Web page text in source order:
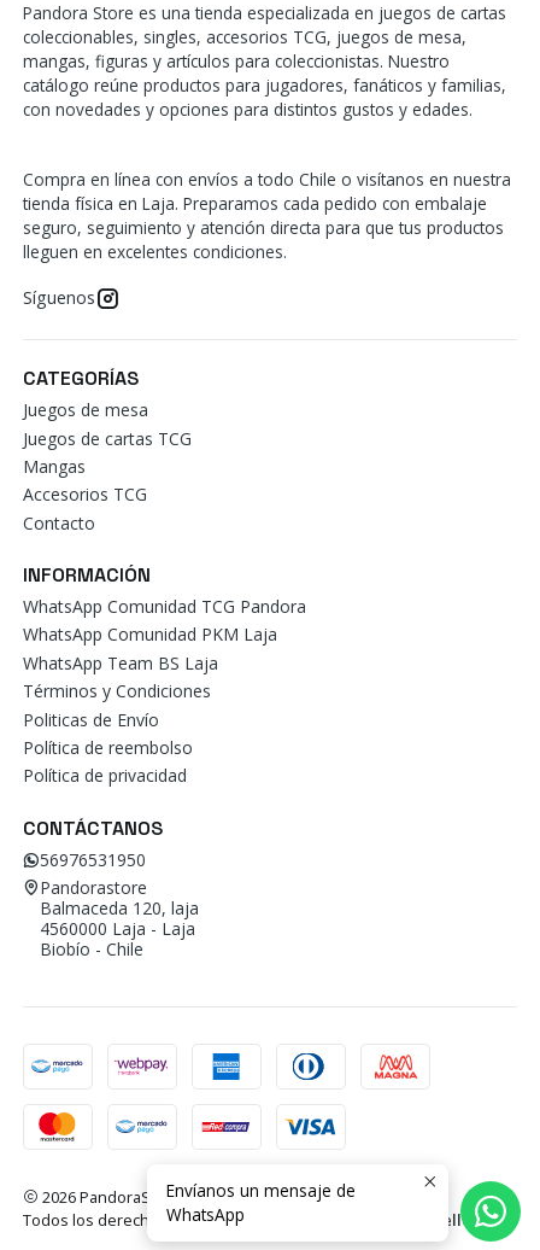
Pandora Store es una tienda especializada en juegos de cartas
coleccionables, singles, accesorios TCG, juegos de mesa,
mangas, figuras y artículos para coleccionistas. Nuestro
catálogo reúne productos para jugadores, fanáticos y familias,
con novedades y opciones para distintos gustos y edades.
Compra en línea con envíos a todo Chile o visítanos en nuestra
tienda física en Laja. Preparamos cada pedido con embalaje
seguro, seguimiento y atención directa para que tus productos
lleguen en excelentes condiciones.
Síguenos
CATEGORÍAS
Juegos de mesa
Juegos de cartas TCG
Mangas
Accesorios TCG
Contacto
INFORMACIÓN
WhatsApp Comunidad TCG Pandora
WhatsApp Comunidad PKM Laja
WhatsApp Team BS Laja
Términos y Condiciones
Politicas de Envío
Política de reembolso
Política de privacidad
CONTÁCTANOS
56976531950
Pandorastore
Balmaceda 120, laja
4560000 Laja - Laja
Biobío - Chile
2026 PandoraStore.
Todos los derechos reservados.
Desarrollado por Jumpseller.
Envíanos un mensaje de
WhatsApp